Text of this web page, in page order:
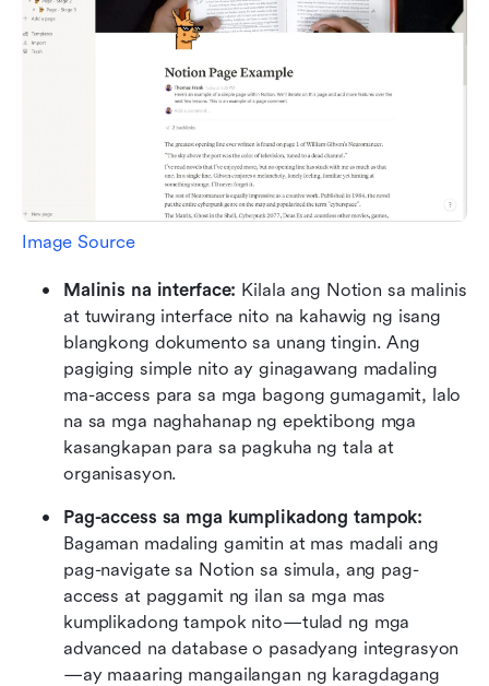
Image Source
Malinis na interface: Kilala ang Notion sa malinis
at tuwirang interface nito na kahawig ng isang
blangkong dokumento sa unang tingin. Ang
pagiging simple nito ay ginagawang madaling
ma-access para sa mga bagong gumagamit, lalo
na sa mga naghahanap ng epektibong mga
kasangkapan para sa pagkuha ng tala at
organisasyon.
Pag-access sa mga kumplikadong tampok:
Bagaman madaling gamitin at mas madali ang
pag-navigate sa Notion sa simula, ang pag-
access at paggamit ng ilan sa mga mas
kumplikadong tampok nito—tulad ng mga
advanced na database o pasadyang integrasyon
—ay maaaring mangailangan ng karagdagang